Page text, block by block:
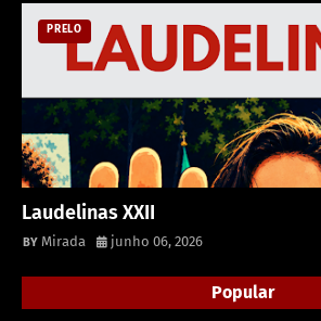
PRELO
Laudelinas XXII
Mirada junho 06, 2026
Popular